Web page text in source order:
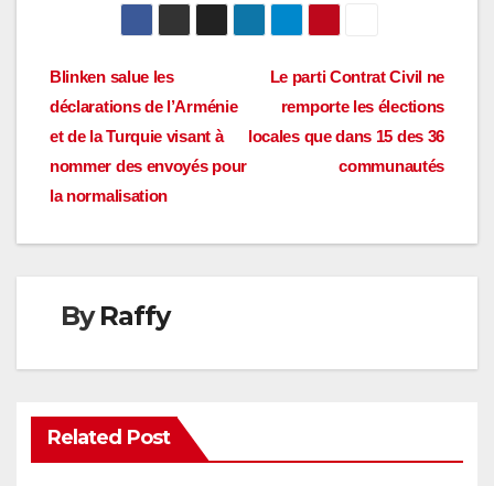
Navigation
de
l’article
Le parti Contrat Civil ne
remporte les élections
locales que dans 15 des 36
communautés
Blinken salue les
déclarations de l’Arménie
et de la Turquie visant à
nommer des envoyés pour
la normalisation
ByRaffy
Related Post